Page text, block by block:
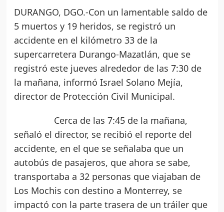
DURANGO, DGO.-Con un lamentable saldo de
5 muertos y 19 heridos, se registró un
accidente en el kilómetro 33 de la
supercarretera Durango-Mazatlán, que se
registró este jueves alrededor de las 7:30 de
la mañana, informó Israel Solano Mejía,
director de Protección Civil Municipal.
Cerca de las 7:45 de la mañana,
señaló el director, se recibió el reporte del
accidente, en el que se señalaba que un
autobús de pasajeros, que ahora se sabe,
transportaba a 32 personas que viajaban de
Los Mochis con destino a Monterrey, se
impactó con la parte trasera de un tráiler que